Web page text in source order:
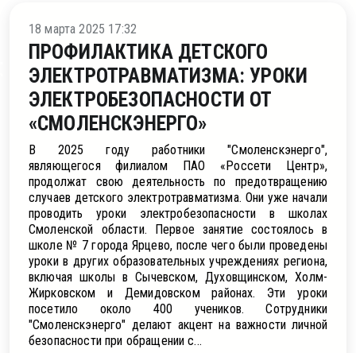
18 марта 2025 17:32
ПРОФИЛАКТИКА ДЕТСКОГО
ЭЛЕКТРОТРАВМАТИЗМА: УРОКИ
ЭЛЕКТРОБЕЗОПАСНОСТИ ОТ
«СМОЛЕНСКЭНЕРГО»
В 2025 году работники "Смоленскэнерго",
являющегося филиалом ПАО «Россети Центр»,
продолжат свою деятельность по предотвращению
случаев детского электротравматизма. Они уже начали
проводить уроки электробезопасности в школах
Смоленской области. Первое занятие состоялось в
школе № 7 города Ярцево, после чего были проведены
уроки в других образовательных учреждениях региона,
включая школы в Сычевском, Духовщинском, Холм-
Жирковском и Демидовском районах. Эти уроки
посетило около 400 учеников. Сотрудники
"Смоленскэнерго" делают акцент на важности личной
безопасности при обращении с...